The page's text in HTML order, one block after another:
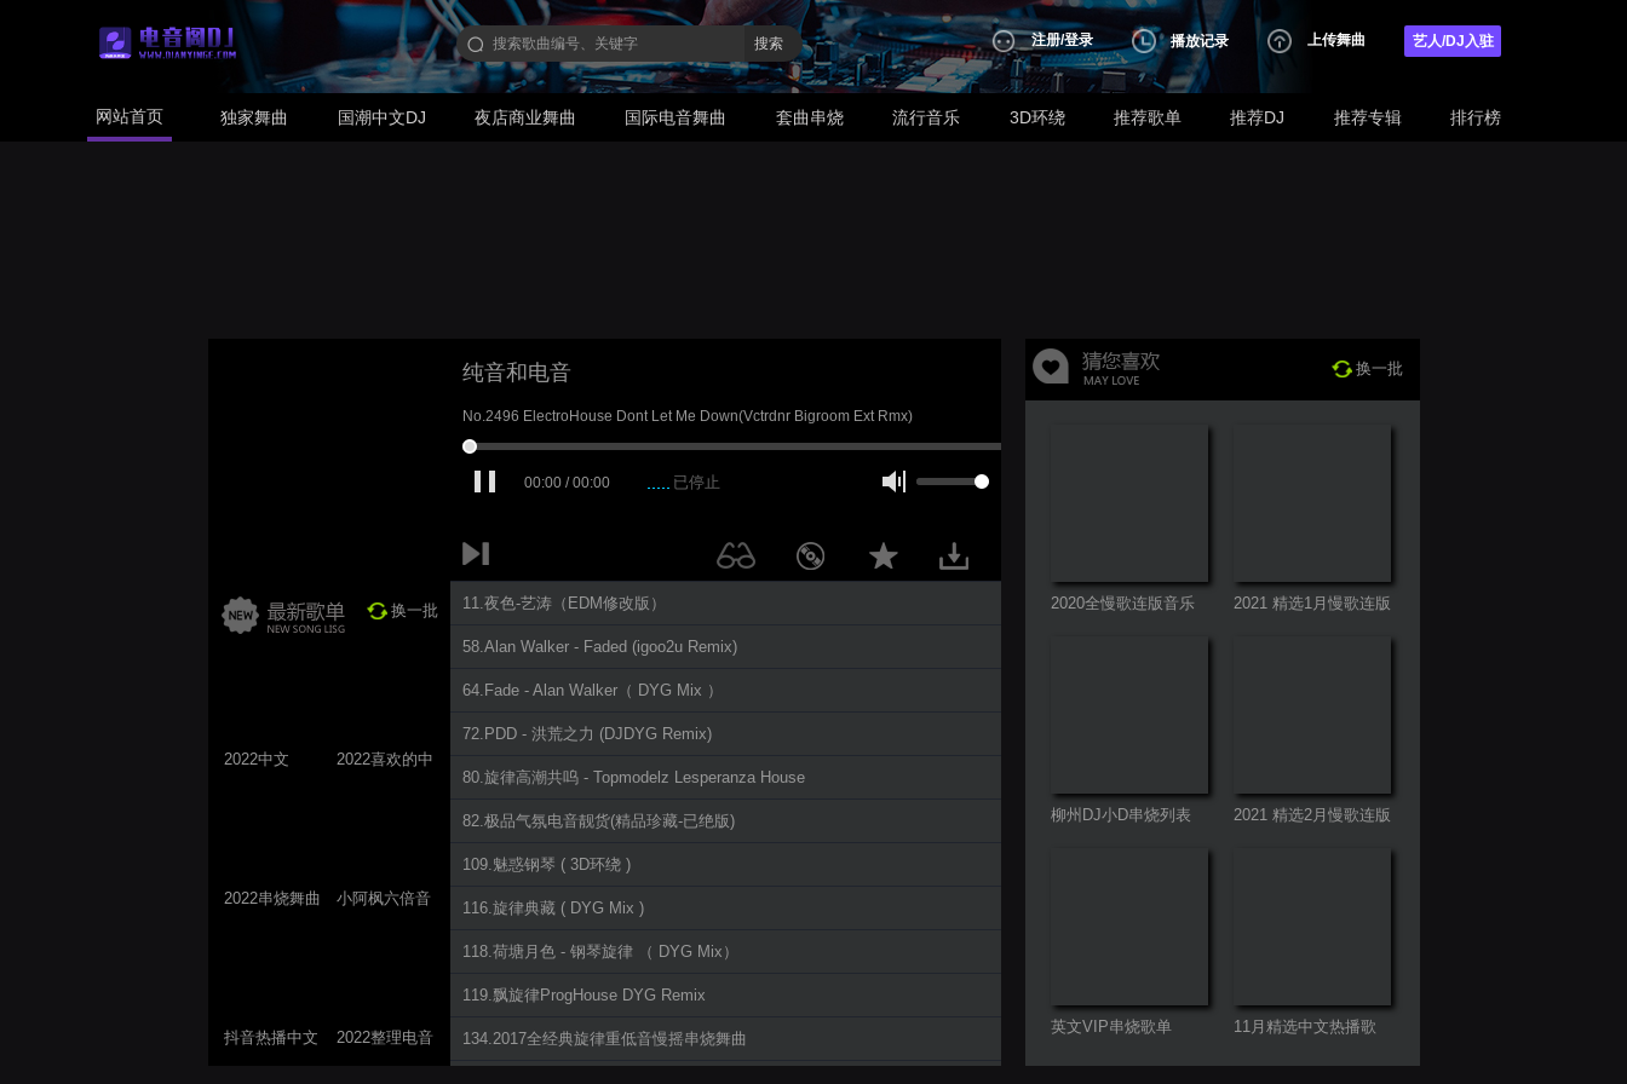
搜索 注册/登录 播放记录 上传舞曲 艺人/DJ入驻
网站首页 独家舞曲 国潮中文DJ 夜店商业舞曲 国际电音舞曲 套曲串烧 流行音乐 3D环绕 推荐歌单 推荐DJ 推荐专辑 排行榜
纯音和电音
No.2496 ElectroHouse Dont Let Me Down(Vctrdnr Bigroom Ext Rmx)
00:00 / 00:00 已停止
换一批
2022中文
2022喜欢的中
2022串烧舞曲
小阿枫六倍音
抖音热播中文
2022整理电音
11.夜色-艺涛（EDM修改版）
58.Alan Walker - Faded (igoo2u Remix)
64.Fade - Alan Walker（ DYG Mix ）
72.PDD - 洪荒之力 (DJDYG Remix)
80.旋律高潮共呜 - Topmodelz Lesperanza House
82.极品气氛电音靓货(精品珍藏-已绝版)
109.魅惑钢琴 ( 3D环绕 )
116.旋律典藏 ( DYG Mix )
118.荷塘月色 - 钢琴旋律 （ DYG Mix）
119.飘旋律ProgHouse DYG Remix
134.2017全经典旋律重低音慢摇串烧舞曲
换一批
2020全慢歌连版音乐
2021 精选1月慢歌连版
柳州DJ小D串烧列表
2021 精选2月慢歌连版
英文VIP串烧歌单
11月精选中文热播歌